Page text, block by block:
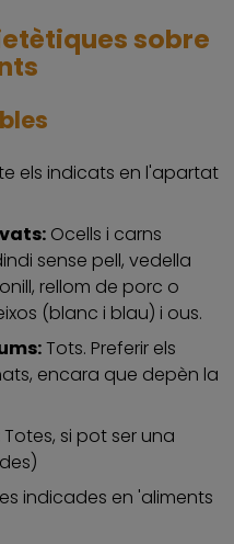
sobre
els indicats en l'apartat
Ocells i carns
sense pell, vedella
rellom de porc o
(blanc i blau) i ous.
Tots. Preferir els
encara que depèn la
Totes, si pot ser una
indicades en 'aliments